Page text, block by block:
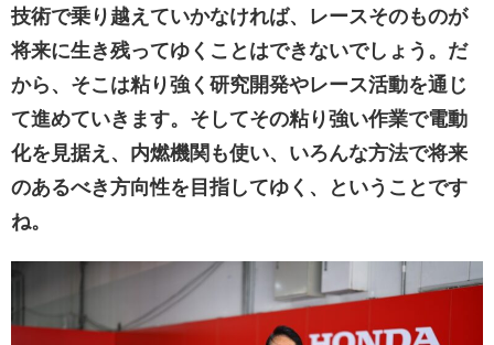
技術で乗り越えていかなければ、レースそのものが
将来に生き残ってゆくことはできないでしょう。だ
から、そこは粘り強く研究開発やレース活動を通じ
て進めていきます。そしてその粘り強い作業で電動
化を見据え、内燃機関も使い、いろんな方法で将来
のあるべき方向性を目指してゆく、ということです
ね。